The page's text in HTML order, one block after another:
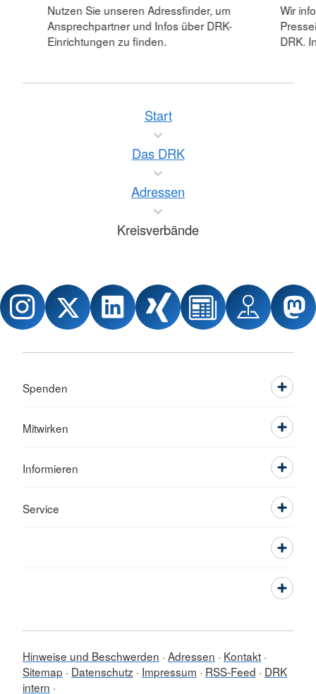
Nutzen Sie unseren Adressfinder, um
Ansprechpartner und Infos über DRK-
Einrichtungen zu finden.
Wir
DRK.
Start
Das DRK
Adressen
Kreisverbände
Spenden
Mitwirken
Informieren
Service
Hinweise und Beschwerden Adressen
Kontakt
Sitemap
Datenschutz Impressum RSS-Feed
DRK
intern